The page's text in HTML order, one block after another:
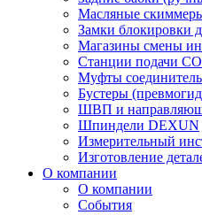
Масляные
Замки блокировки
Магазины смены
Станции подачи
Муфты
Бустеры
ШВП и
Шпиндели DEXUN
Измерительный
Изготовление
О компании
О компании
События